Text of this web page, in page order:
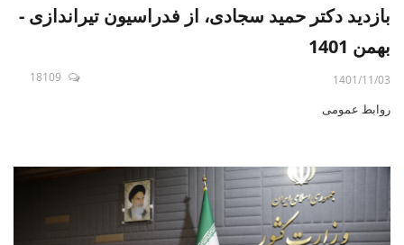
بازدید دکتر حمید سجادی، از فدراسیون تیراندازی -
بهمن 1401
1401/11/03
18109
روابط عمومی